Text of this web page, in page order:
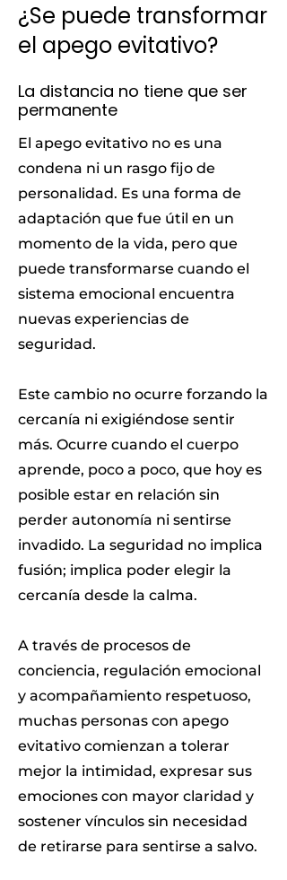
¿Se puede transformar
el apego evitativo?
La distancia no tiene que ser
permanente
El apego evitativo no es una
condena ni un rasgo fijo de
personalidad. Es una forma de
adaptación que fue útil en un
momento de la vida, pero que
puede transformarse cuando el
sistema emocional encuentra
nuevas experiencias de
seguridad.
Este cambio no ocurre forzando la
cercanía ni exigiéndose sentir
más. Ocurre cuando el cuerpo
aprende, poco a poco, que hoy es
posible estar en relación sin
perder autonomía ni sentirse
invadido. La seguridad no implica
fusión; implica poder elegir la
cercanía desde la calma.
A través de procesos de
conciencia, regulación emocional
y acompañamiento respetuoso,
muchas personas con apego
evitativo comienzan a tolerar
mejor la intimidad, expresar sus
emociones con mayor claridad y
sostener vínculos sin necesidad
de retirarse para sentirse a salvo.